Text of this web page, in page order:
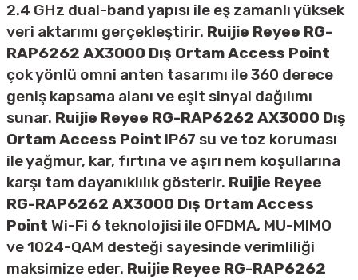
2.4 GHz dual-band yapısı ile eş zamanlı yüksek
veri aktarımı gerçekleştirir. Ruijie Reyee RG-
RAP6262 AX3000 Dış Ortam Access Point
çok yönlü omni anten tasarımı ile 360 derece
geniş kapsama alanı ve eşit sinyal dağılımı
sunar. Ruijie Reyee RG-RAP6262 AX3000 Dış
Ortam Access Point IP67 su ve toz koruması
ile yağmur, kar, fırtına ve aşırı nem koşullarına
karşı tam dayanıklılık gösterir. Ruijie Reyee
RG-RAP6262 AX3000 Dış Ortam Access
Point Wi-Fi 6 teknolojisi ile OFDMA, MU-MIMO
ve 1024-QAM desteği sayesinde verimliliği
maksimize eder. Ruijie Reyee RG-RAP6262